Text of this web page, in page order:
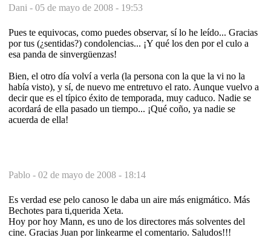
Dani - 05 de mayo de 2008 - 19:53
Pues te equivocas, como puedes observar, sí lo he leído... Gracias
por tus (¿sentidas?) condolencias... ¡Y qué los den por el culo a
esa panda de sinvergüenzas!
Bien, el otro día volví a verla (la persona con la que la vi no la
había visto), y sí, de nuevo me entretuvo el rato. Aunque vuelvo a
decir que es el típico éxito de temporada, muy caduco. Nadie se
acordará de ella pasado un tiempo... ¡Qué coño, ya nadie se
acuerda de ella!
Pablo - 02 de mayo de 2008 - 18:14
Es verdad ese pelo canoso le daba un aire más enigmático. Más
Bechotes para ti,querida Xeta.
Hoy por hoy Mann, es uno de los directores más solventes del
cine. Gracias Juan por linkearme el comentario. Saludos!!!